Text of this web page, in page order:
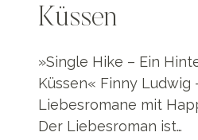
Küssen
»Single Hike – Ein
Küssen« Finny Ludwig
Liebesromane mit
Der Liebesroman ist…